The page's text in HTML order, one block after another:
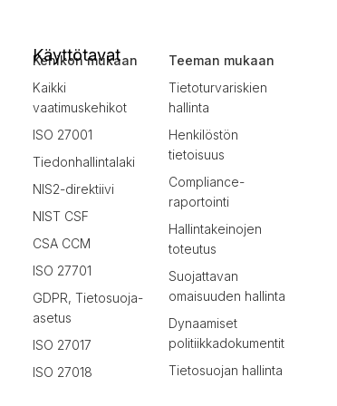
Käyttötavat
Kehikon mukaan
Kaikki
vaatimuskehikot
ISO 27001
Tiedonhallintalaki
NIS2-direktiivi
NIST CSF
CSA CCM
ISO 27701
GDPR, Tietosuoja-
asetus
ISO 27017
ISO 27018
Teeman mukaan
Tietoturvariskien
hallinta
Henkilöstön
tietoisuus
Compliance-
raportointi
Hallintakeinojen
toteutus
Suojattavan
omaisuuden hallinta
Dynaamiset
politiikkadokumentit
Tietosuojan hallinta